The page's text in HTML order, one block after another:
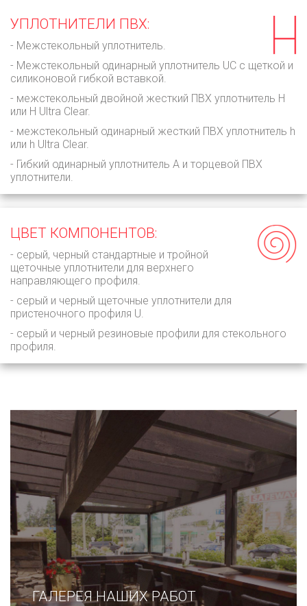
УПЛОТНИТЕЛИ ПВХ:
- Mежстекольный уплотнитель.
- Межстекольный одинарный уплотнитель UC с щеткой и
силиконовой гибкой вставкой.
- межстекольный двойной жесткий ПВХ уплотнитель H
или Н Ultra Clear.
- межстекольный одинарный жесткий ПВХ уплотнитель h
или h Ultra Clear.
- Гибкий одинарный уплотнитель A и торцевой ПВХ
уплотнители.
ЦВЕТ КОМПОНЕНТОВ:
- серый, черный стандартные и тройной
щеточные уплотнители для верхнего
направляющего профиля.
- серый и черный щеточные уплотнители для
пристеночного профиля U.
- серый и черный резиновые профили для стекольного
профиля.
ГАЛЕРЕЯ НАШИХ РАБОТ